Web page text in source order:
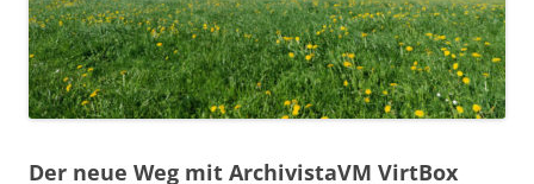
Der neue Weg mit ArchivistaVM VirtBox